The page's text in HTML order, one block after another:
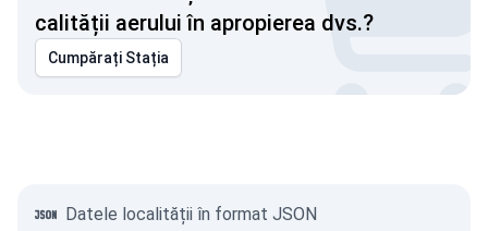
calității aerului în apropierea dvs.?
Cumpărați Stația
Datele localității în format JSON